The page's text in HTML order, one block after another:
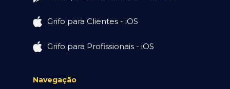
Grifo para Clientes - iOS
Grifo para Profissionais - iOS
Navegação